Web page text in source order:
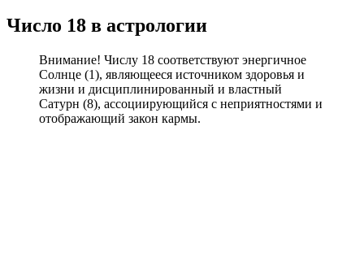
Число 18 в астрологии
Внимание! Числу 18 соответствуют энергичное
Солнце (1), являющееся источником здоровья и
жизни и дисциплинированный и властный
Сатурн (8), ассоциирующийся с неприятностями и
отображающий закон кармы.